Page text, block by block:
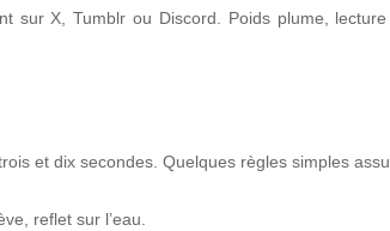
sur X, Tumblr ou Discord. Poids plume,
et dix secondes. Quelques règles simples
reflet sur l’eau.